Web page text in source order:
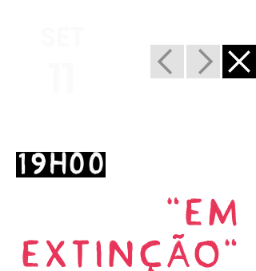
19H00
"Em
Extinção"